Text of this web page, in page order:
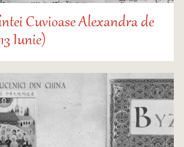
Cuvioase Alexandra de
Iunie)